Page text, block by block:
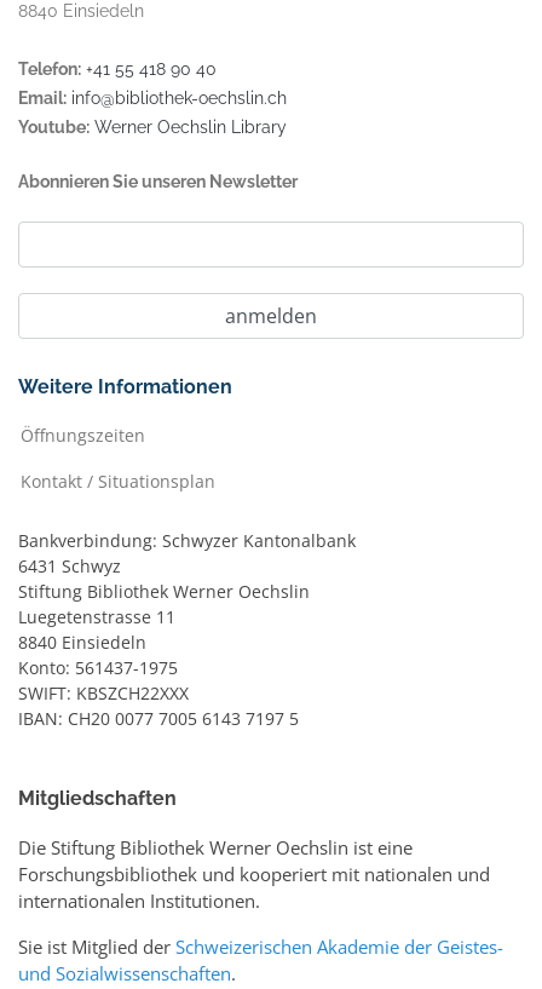
8840 Einsiedeln
Telefon: +41 55 418 90 40
Email: info@bibliothek-oechslin.ch
Youtube: Werner Oechslin Library
Abonnieren Sie unseren Newsletter
Weitere Informationen
Öffnungszeiten
Kontakt / Situationsplan
Bankverbindung: Schwyzer Kantonalbank
6431 Schwyz
Stiftung Bibliothek Werner Oechslin
Luegetenstrasse 11
8840 Einsiedeln
Konto: 561437-1975
SWIFT: KBSZCH22XXX
IBAN: CH20 0077 7005 6143 7197 5
Mitgliedschaften
Die Stiftung Bibliothek Werner Oechslin ist eine
Forschungsbibliothek und kooperiert mit nationalen und
internationalen Institutionen.
Sie ist Mitglied der Schweizerischen Akademie der Geistes-
und Sozialwissenschaften.